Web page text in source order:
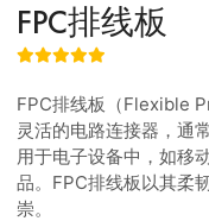
FPC排线板
FPC排线板（Flexible
灵活的电路连接器，通
用于电子设备中，如移
品。FPC排线板以其柔
崇。